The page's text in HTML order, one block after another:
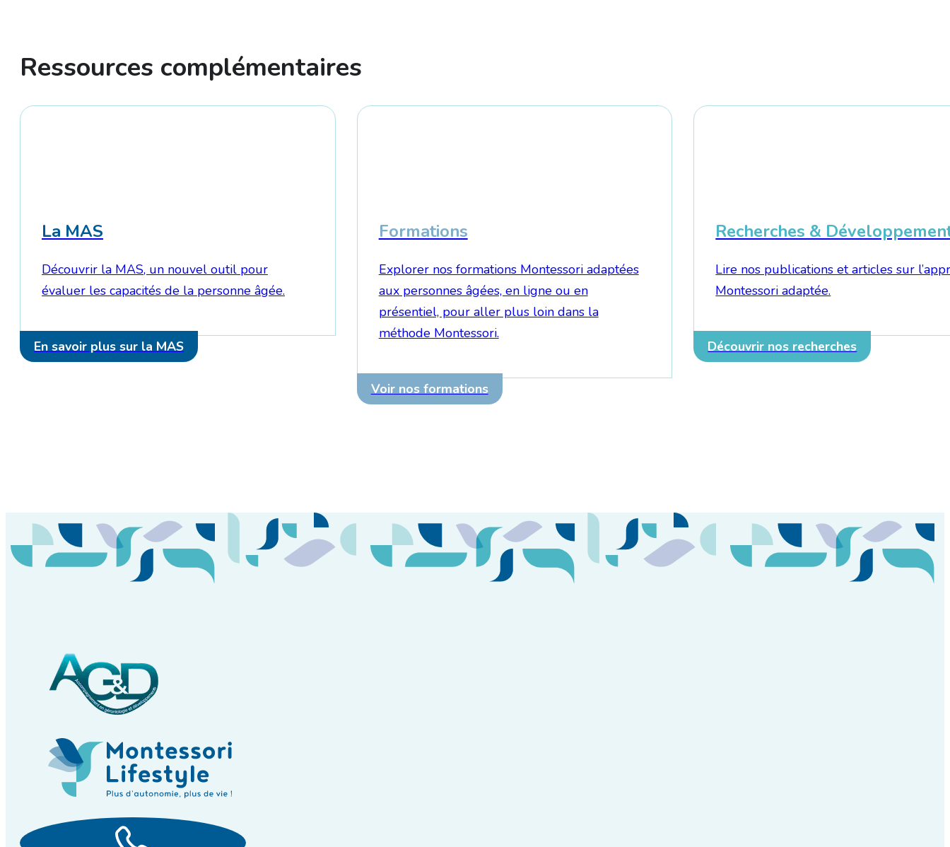
Ressources complémentaires
La MAS
Découvrir la MAS, un nouvel outil pour
évaluer les capacités de la personne âgée.
En savoir plus sur la MAS
Formations
Explorer nos formations Montessori adaptées
aux personnes âgées, en ligne ou en
présentiel, pour aller plus loin dans la
méthode Montessori.
Voir nos formations
Recherches &
Lire nos publications et articles sur
Montessori adaptée.
Découvrir nos recherches